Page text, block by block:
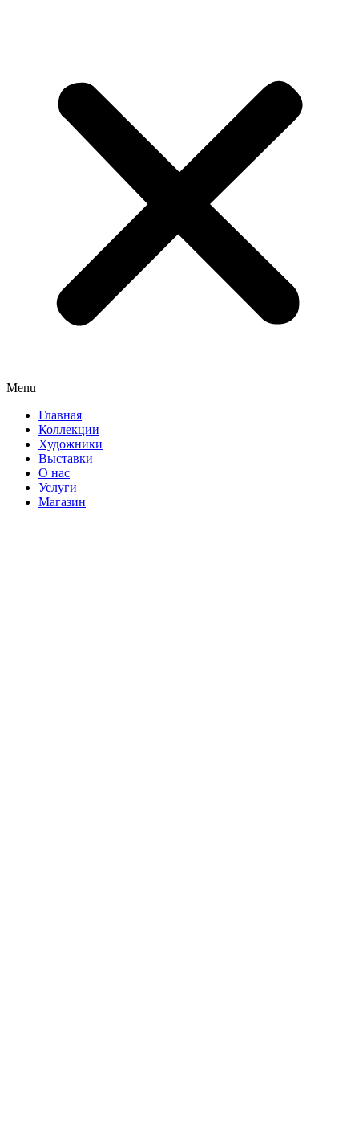
Menu
Главная
Коллекции
Художники
Выставки
О нас
Услуги
Магазин